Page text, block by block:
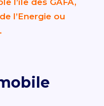
l’Energie ou